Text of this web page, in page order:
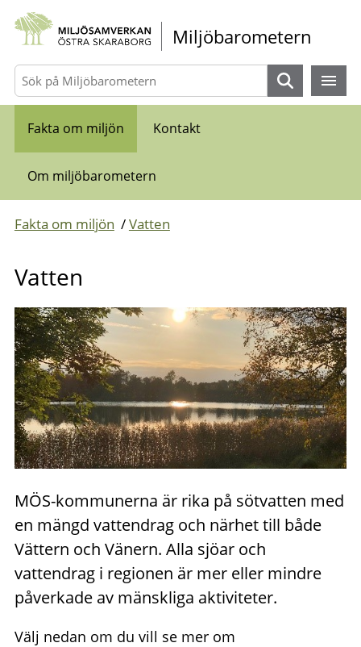
Gå direkt till sidans innehåll
Miljöbarometern
Sök
Fakta om miljön Kontakt
Om miljöbarometern
Fakta om miljön /Vatten
Vatten
MÖS-kommunerna är rika på sötvatten med
en mängd vattendrag och närhet till både
Vättern och Vänern. Alla sjöar och
vattendrag i regionen är mer eller mindre
påverkade av mänskliga aktiviteter.
Välj nedan om du vill se mer om